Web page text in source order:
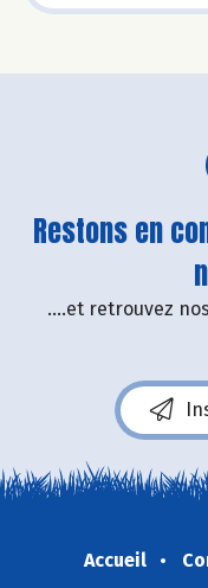
Restons en
....et retrouvez
Accueil